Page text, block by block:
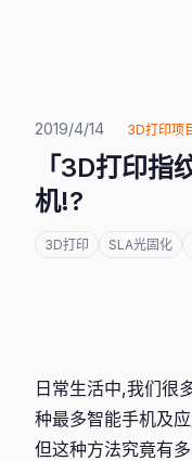
2019/4/14 3D打印项
「3D打印指
机!?
3D打印 SLA光固化
日常生活中,我们很
种最多智能手机及
但这种方法究竟有多